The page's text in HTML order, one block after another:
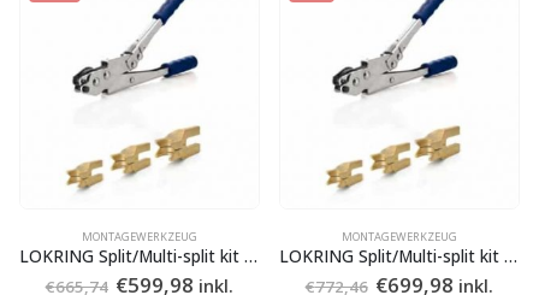
MONTAGEWERKZEUG
LOKRING Split/Multi-split kit MZ
€665,74 Ursprünglicher
€599,98 Aktueller
inkl.
MONTAGEWERKZEUG
LOKRING Split/Multi-split kit MZ-V
€772,46 Ursprünglicher
€699,98 inkl.